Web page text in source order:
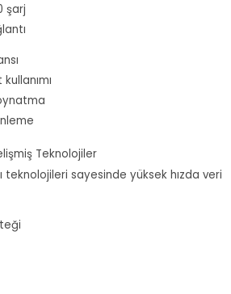
şarj
Teknolojiler
teknolojileri sayesinde yüksek hızda veri